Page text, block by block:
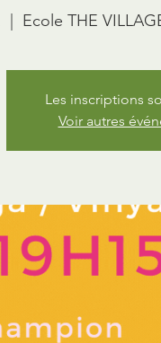
Ecole THE
Les inscriptions
Voir autres